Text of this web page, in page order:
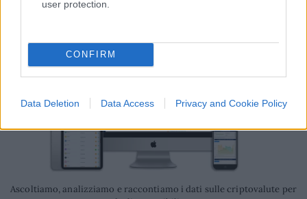
user protection.
CONFIRM
Data Deletion Data Access Privacy and Cookie Policy
Ascoltiamo, analizziamo e raccontiamo i dati sulle criptovalute per